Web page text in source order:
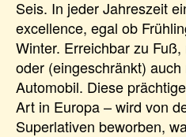
Seis. In jeder Jahreszeit
excellence, egal ob
Winter. Erreichbar zu
oder (eingeschränkt)
Automobil. Diese
Art in Europa – wird von
Superlativen beworben,